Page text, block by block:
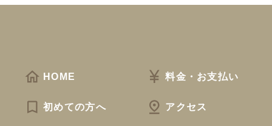
HOME
初めての方へ
料金・お支払い
アクセス